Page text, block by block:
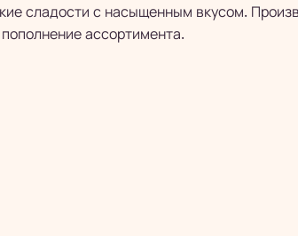
сладости с насыщенным вкусом.
ассортимента.